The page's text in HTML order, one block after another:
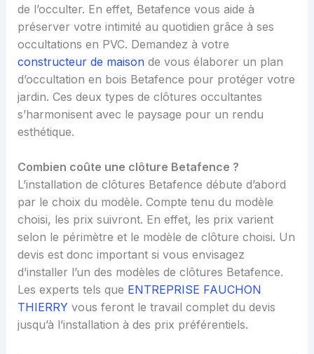
de l’occulter. En effet, Betafence vous aide à
préserver votre intimité au quotidien grâce à ses
occultations en PVC. Demandez à votre
constructeur de maisonde vous élaborer un plan
d’occultation en bois Betafence pour protéger votre
jardin. Ces deux types de clôtures occultantes
s’harmonisent avec le paysage pour un rendu
esthétique.
Combien coûte une clôture Betafence ?
L’installation de clôtures Betafence débute d’abord
par le choix du modèle. Compte tenu du modèle
choisi, les prix suivront. En effet, les prix varient
selon le périmètre et le modèle de clôture choisi. Un
devis est donc important si vous envisagez
d’installer l’un des modèles de clôtures Betafence.
Les experts tels que ENTREPRISE FAUCHON
THIERRYvous feront le travail complet du devis
jusqu’à l’installation à des prix préférentiels.